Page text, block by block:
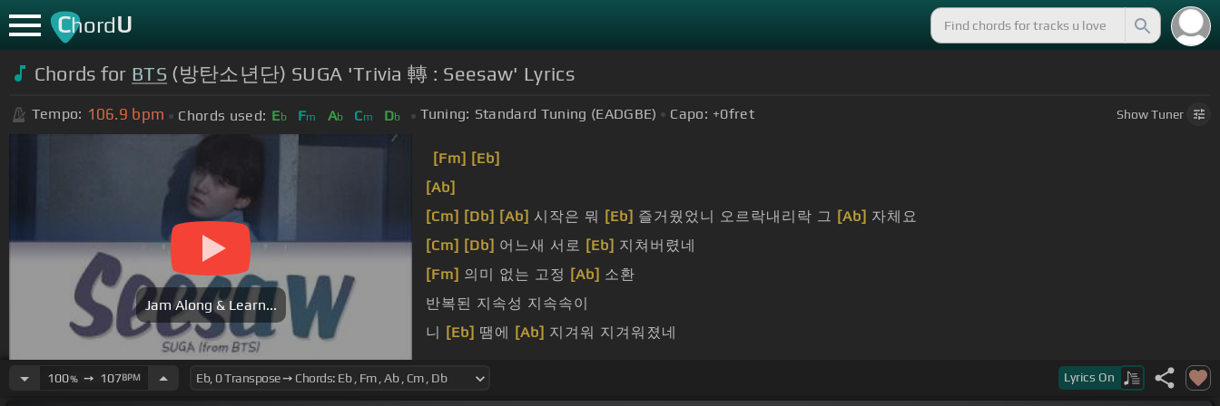
ChordU
Chords for BTS (방탄소년단) SUGA 'Trivia 轉 : Seesaw' Lyrics
Tempo: 106.9 bpm Chords used: Eb Fm Ab Cm Db Tuning: Standard Tuning (EADGBE) Capo: +0fret ShowTuner
Jam Along & Learn...
[Fm] [Eb]
[Ab]
[Cm] [Db] [Ab] 시작은 뭐 [Eb] 즐거웠었니 오르락내리락 그 [Ab] 자체요
[Cm] [Db] 어느새 서로 [Eb] 지쳐버렸네
[Fm] 의미 없는 고정 [Ab] 소환
반복된 지속성 지속속이
니
[Eb] 땜에 [Ab] 지겨워 지겨워졌네
100%➙ 107BPM Lyrics On